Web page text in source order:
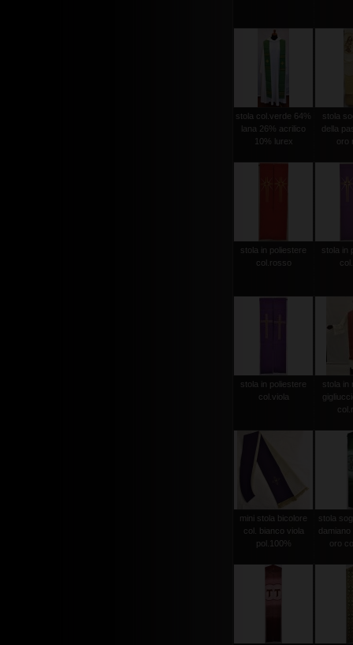
stola col.verde 64%
lana 26% acrilico
10% lurex
stola
della
oro
stola in poliestere
col.rosso
stola in
stola in poliestere
col.viola
stola in
mini stola bicolore
col. bianco viola
pol.100%
stola
oro